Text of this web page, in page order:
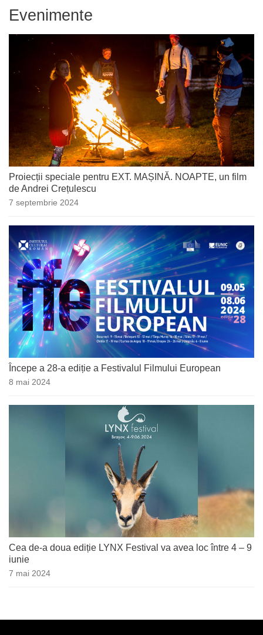
Evenimente
Proiecții speciale pentru EXT. MAȘINĂ. NOAPTE, un film
de Andrei Crețulescu
7 septembrie 2024
Începe a 28-a ediție a Festivalul Filmului European
8 mai 2024
Cea de-a doua ediție LYNX Festival va avea loc între 4 – 9
iunie
7 mai 2024